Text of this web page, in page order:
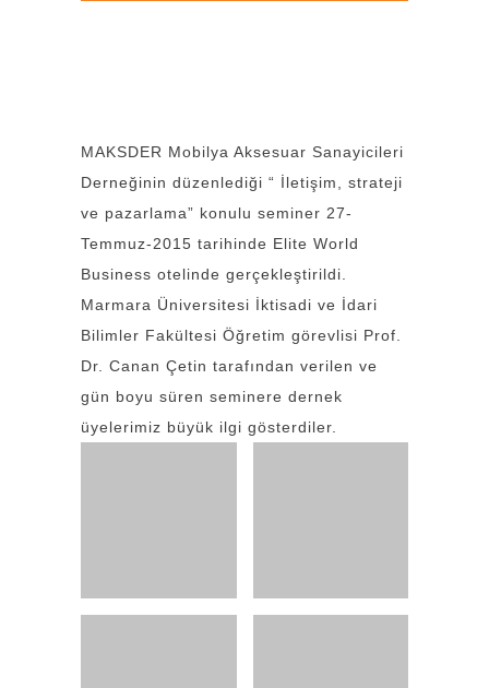
MAKSDER Mobilya Aksesuar Sanayicileri
Derneğinin düzenlediği “ İletişim, strateji
ve pazarlama” konulu seminer 27-
Temmuz-2015 tarihinde Elite World
Business otelinde gerçekleştirildi.
Marmara Üniversitesi İktisadi ve İdari
Bilimler Fakültesi Öğretim görevlisi Prof.
Dr. Canan Çetin tarafından verilen ve
gün boyu süren seminere dernek
üyelerimiz büyük ilgi gösterdiler.